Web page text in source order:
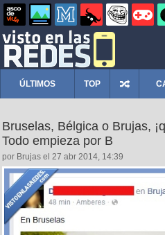
ÚLTIMOS TOP
Bruselas, Bélgica o Brujas,
Todo empieza por B
por Brujas el 27 abr 2014, 14:39